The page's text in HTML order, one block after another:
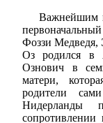
Важнейшим
Фоззи Медведя,
Оз родился в
Ознович в
матери,
родители
Нидерланды
сопротивлении